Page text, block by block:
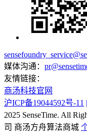
媒体沟通：
友情链接：
商汤科技官网
沪ICP备19044592号-11
2025 SenseTime. All
司 商汤方舟算法商城